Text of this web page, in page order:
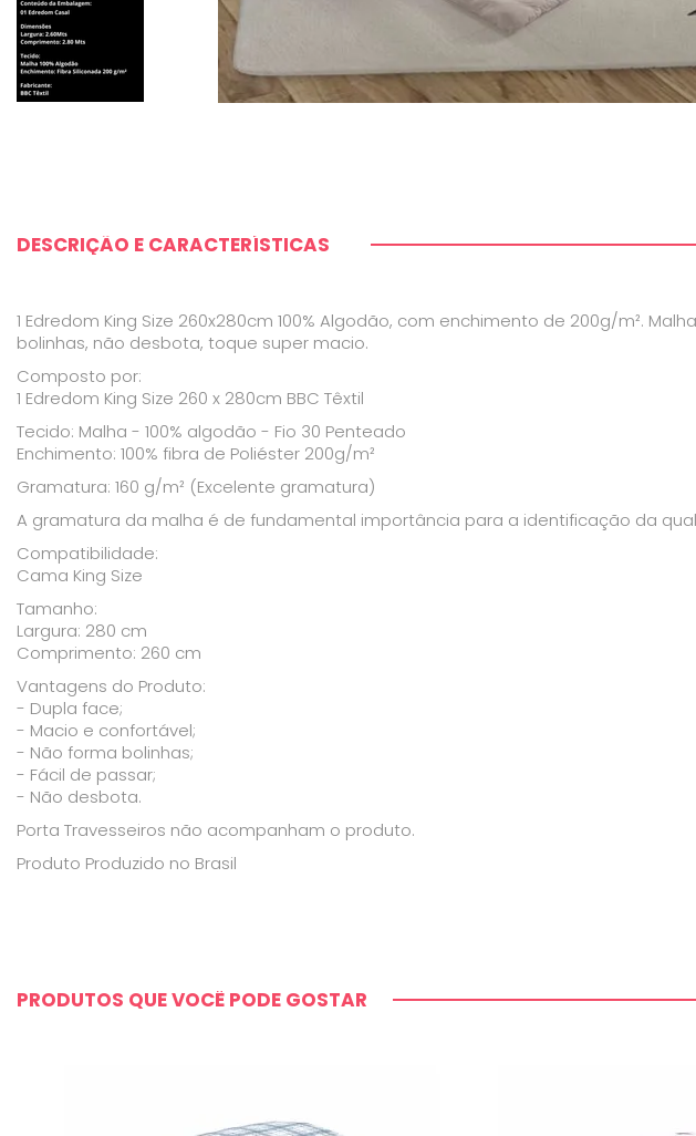
DESCRIÇÃO E CARACTERÍSTICAS
1 Edredom King Size 260x280cm 100% Algodão, com enchimento de 200g/m².
bolinhas, não desbota, toque super macio.
Composto por:
1 Edredom King Size 260 x 280cm BBC Têxtil
Tecido: Malha - 100% algodão - Fio 30 Penteado
Enchimento: 100% fibra de Poliéster 200g/m²
Gramatura: 160 g/m² (Excelente gramatura)
A gramatura da malha é de fundamental importância para a identificação da
Compatibilidade:
Cama King Size
Tamanho:
Largura: 280 cm
Comprimento: 260 cm
Vantagens do Produto:
- Dupla face;
- Macio e confortável;
- Não forma bolinhas;
- Fácil de passar;
- Não desbota.
Porta Travesseiros não acompanham o produto.
Produto Produzido no Brasil
PRODUTOS QUE VOCÊ PODE GOSTAR